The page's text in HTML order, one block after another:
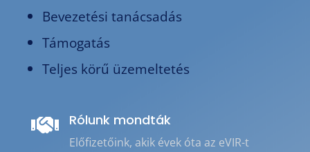
Bevezetési tanácsadás
Támogatás
Teljes körű üzemeltetés
 Rólunk mondták
Előfizetőink, akik évek óta az eVIR-t